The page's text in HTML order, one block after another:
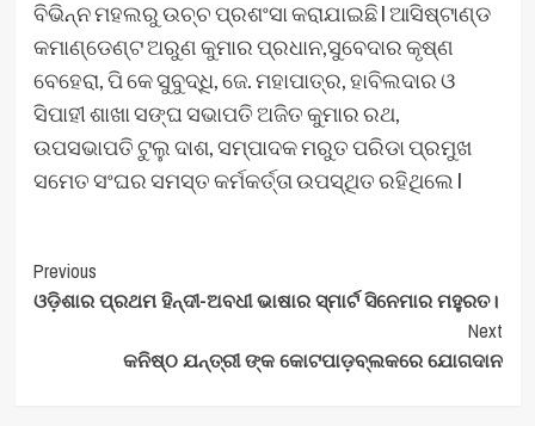
ବିଭିନ୍ନ ମହଲରୁ ଉଚ୍ଚ ପ୍ରଶଂସା କରାଯାଇଛି l ଆସିଷ୍ଟାଣ୍ଡ
କମାଣ୍ଡେଣ୍ଟ ଅରୁଣ କୁମାର ପ୍ରଧାନ,ସୁବେଦାର କୃଷ୍ଣ
ବେହେରା, ପି କେ ସୁବୁଦ୍ଧି, ଜେ. ମହାପାତ୍ର, ହାବିଲଦାର ଓ
ସିପାହୀ ଶାଖା ସଙ୍ଘ ସଭାପତି ଅଜିତ କୁମାର ରଥ,
ଉପସଭାପତି ଟୁଲୁ ଦାଶ, ସମ୍ପାଦକ ମରୁତ ପରିଡା ପ୍ରମୁଖ
ସମେତ ସଂଘର ସମସ୍ତ କର୍ମକର୍ତ୍ତା ଉପସ୍ଥିତ ରହିଥିଲେ l
Post
Navigation
Previous
ଓଡ଼ିଶାର ପ୍ରଥମ ହିନ୍ଦୀ-ଅବଧୀ ଭାଷାର ସ୍ମାର୍ଟ ସିନେମାର ମହୁରତ।
Next
କନିଷ୍ଠ ଯନ୍ତ୍ରୀ ଙ୍କ କୋଟପାଡ଼ବ୍ଲକରେ ଯୋଗଦାନ